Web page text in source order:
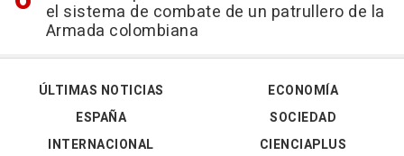
el sistema de combate de un patrullero de la
Armada colombiana
ÚLTIMAS NOTICIAS
ESPAÑA
INTERNACIONAL
ECONOMÍA
SOCIEDAD
CIENCIAPLUS